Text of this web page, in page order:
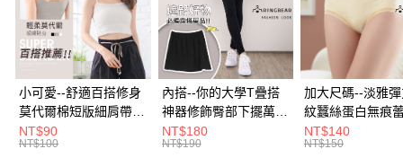
Apple Pay
街口支付
悠遊付
Google Pay
全盈+PAY
小可愛--舒適百搭修身
莫代爾棉短版細肩帶素
色背心(白.黑.灰L-2L)-
U582眼圈熊中大尺碼
NT$90
NT$100
內搭--你的大學T疊搭
神器修飾臀部下擺萬用
內搭裙/遮臀裙(黑2L-
6L)-Q155眼圈熊中大
NT$180
NT$190
加大尺碼--淡雅
紋蠶絲蛋白無痕
角內褲(白.粉.藍.
3L)-L28眼圈熊中
NT$140
NT$150